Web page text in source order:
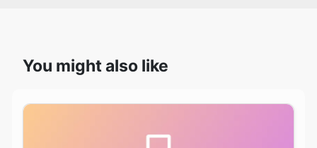
You might also like